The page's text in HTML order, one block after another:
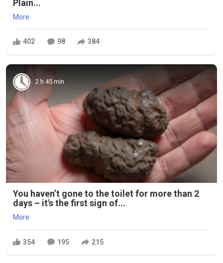
Plain...
More
402 98 384
2 h 45 min
You haven’t gone to the toilet for more than 2
days – it's the first sign of...
More
354 195 215